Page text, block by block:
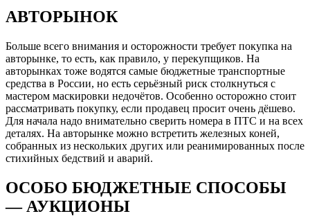
АВТОРЫНОК
Больше всего внимания и осторожности требует покупка на
авторынке, то есть, как правило, у перекупщиков. На
авторынках тоже водятся самые бюджетные транспортные
средства в России, но есть серьёзный риск столкнуться с
мастером маскировки недочётов. Особенно осторожно стоит
рассматривать покупку, если продавец просит очень дёшево.
Для начала надо внимательно сверить номера в ПТС и на всех
деталях. На авторынке можно встретить железных коней,
собранных из нескольких других или реанимированных после
стихийных бедствий и аварий.
ОСОБО БЮДЖЕТНЫЕ СПОСОБЫ
— АУКЦИОНЫ